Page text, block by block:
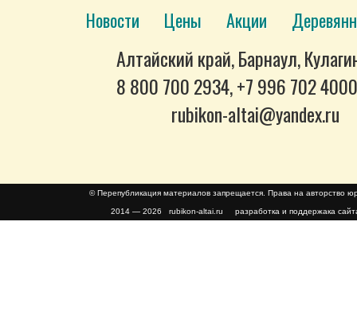
Новости Цены Акции
Алтайский край, Барнаул,
8 800 700 2934, +7 996 702
rubikon-altai@yandex.ru
© Перепубликация материалов запрещается. Права на авторство
2014 — 2026 rubikon-altai.ru разработка и поддержака